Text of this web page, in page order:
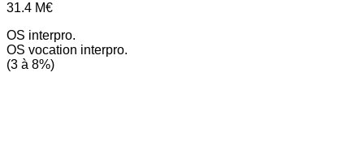
31.4 M€
OS interpro.
OS vocation interpro.
(3 à 8%)